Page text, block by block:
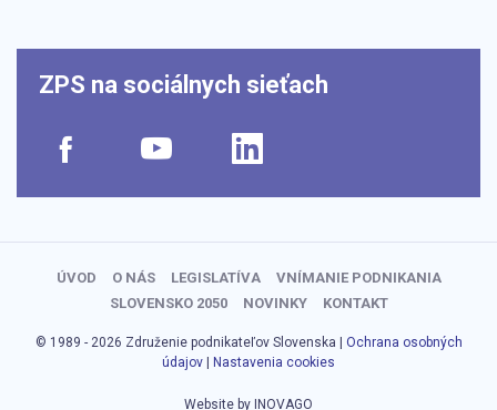
ZPS na sociálnych sieťach
ÚVOD O NÁS LEGISLATÍVA
VNÍMANIE PODNIKANIA
SLOVENSKO 2050
NOVINKY KONTAKT
© 1989 - 2026 Združenie podnikateľov Slovenska | Ochrana osobných
údajov
Nastavenia cookies
Website by INOVAGO